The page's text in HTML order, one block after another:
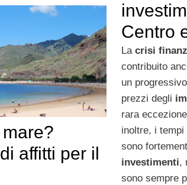
Centro
La crisi
contribuito
un
prezzi degli
rara
inoltre, i
sono
investimenti,
sono sempre
affitti per il